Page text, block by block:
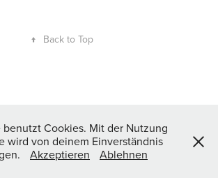
↑ Back to Top
benutzt Cookies. Mit der Nutzung
wird von deinem Einverständnis
Akzeptieren Ablehnen